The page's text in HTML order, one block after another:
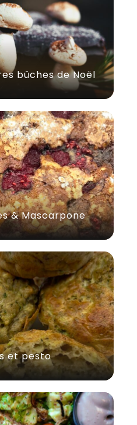
bûches de Noël
& Mascarpone
et pesto